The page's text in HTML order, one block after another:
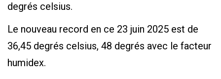
degrés celsius.
Le nouveau record en ce 23 juin 2025 est de
36,45 degrés celsius, 48 degrés avec le facteur
humidex.